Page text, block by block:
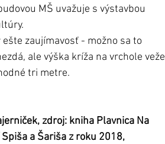
MŠ uvažuje s výstavbou
ešte zaujímavosť - možno sa to
ale výška kríža na vrchole veže
tri metre.
zdroj: kniha Plavnica Na
a Šariša z roku 2018,